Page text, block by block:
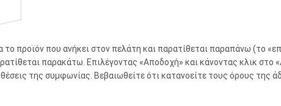
προϊόν που ανήκει στον πελάτη και παρατίθεται παραπάνω (το
παρακάτω. Επιλέγοντας «Αποδοχή» και κάνοντας κλικ στο
της συμφωνίας. Βεβαιωθείτε ότι κατανοείτε τους όρους της